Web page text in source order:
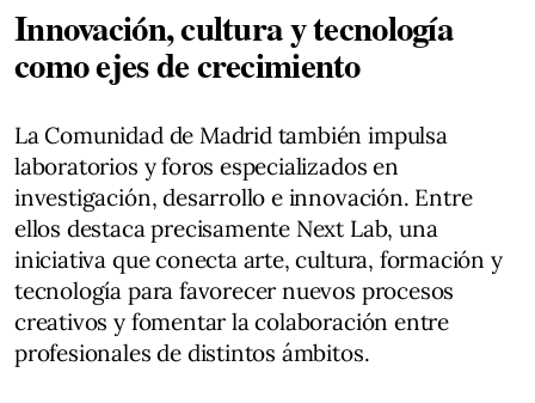
Innovación, cultura y tecnología
como ejes de crecimiento
La Comunidad de Madrid también impulsa
laboratorios y foros especializados en
investigación, desarrollo e innovación. Entre
ellos destaca precisamente Next Lab, una
iniciativa que conecta arte, cultura, formación y
tecnología para favorecer nuevos procesos
creativos y fomentar la colaboración entre
profesionales de distintos ámbitos.